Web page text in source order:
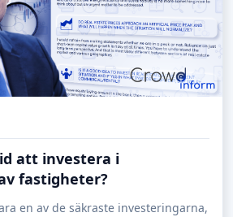
att investera i
fastigheter?
en av de säkraste investeringarna,